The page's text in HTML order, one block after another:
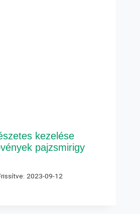
kezelése
pajzsmirigy
2023-09-12